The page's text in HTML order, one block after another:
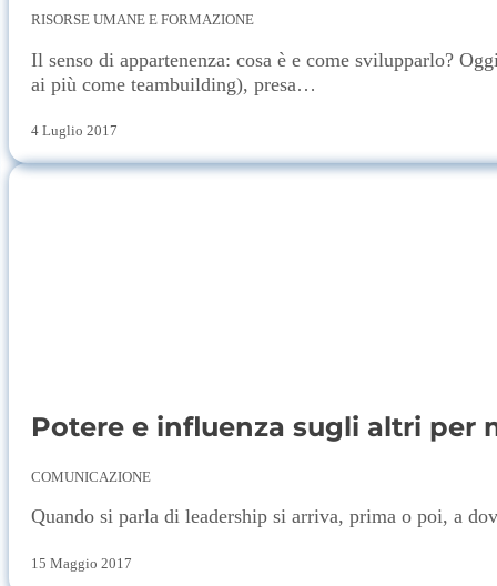
RISORSE UMANE E FORMAZIONE
Il senso di appartenenza: cosa è e come svilupparlo?
ai più come teambuilding), presa…
4 Luglio 2017
Potere e influenza sugli altri per
COMUNICAZIONE
Quando si parla di leadership si arriva, prima o poi, a
15 Maggio 2017